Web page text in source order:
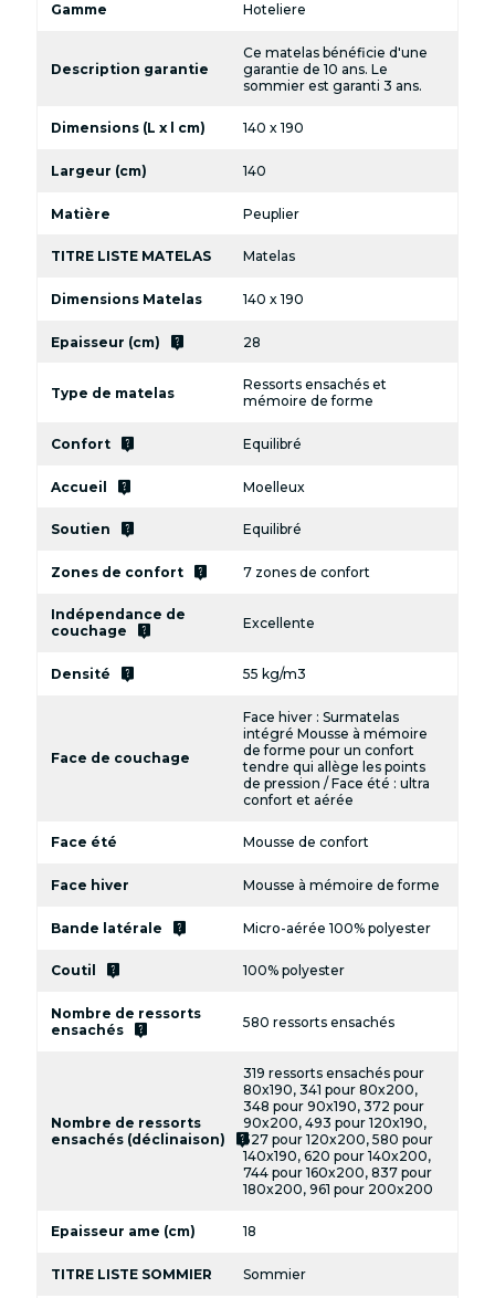
Gamme Hoteliere
Description garantie
Ce matelas bénéficie d'une
garantie de 10 ans. Le
sommier est garanti 3 ans.
Dimensions (L x l cm) 140 x 190
Largeur (cm) 140
Matière Peuplier
TITRE LISTE MATELAS Matelas
Dimensions Matelas 140 x 190
Epaisseur (cm) live_help 28
Type de matelas
Ressorts ensachés et
mémoire de forme
Confort live_help Equilibré
Accueil live_help Moelleux
Soutien live_help Equilibré
Zones de confort live_help 7 zones de confort
Indépendance de
couchage
live_help Excellente
Densité live_help 55 kg/m3
Face de couchage
Face hiver : Surmatelas
intégré Mousse à mémoire
de forme pour un confort
tendre qui allège les points
de pression / Face été : ultra
confort et aérée
Face été Mousse de confort
Face hiver Mousse à mémoire de forme
Bande latérale live_help Micro-aérée 100% polyester
Coutil live_help 100% polyester
Nombre de ressorts
ensachés
live_help 580 ressorts ensachés
Nombre de ressorts
ensachés (déclinaison)
live_help
319 ressorts ensachés pour
80x190, 341 pour 80x200,
348 pour 90x190, 372 pour
90x200, 493 pour 120x190,
527 pour 120x200, 580 pour
140x190, 620 pour 140x200,
744 pour 160x200, 837 pour
180x200, 961 pour 200x200
Epaisseur ame (cm) 18
TITRE LISTE SOMMIER Sommier